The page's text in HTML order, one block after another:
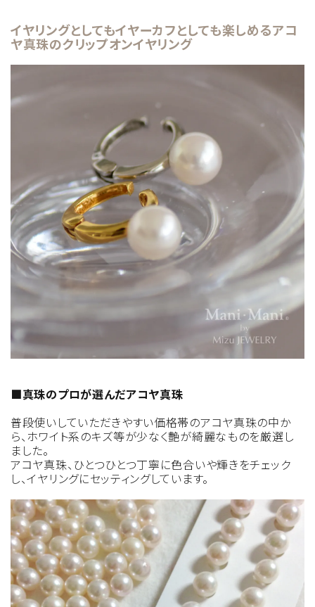
イヤリングとしてもイヤーカフとしても楽しめるアコ
ヤ真珠のクリップオンイヤリング
■真珠のプロが選んだアコヤ真珠
普段使いしていただきやすい価格帯のアコヤ真珠の中か
ら、ホワイト系のキズ等が少なく艶が綺麗なものを厳選し
ました。
アコヤ真珠、ひとつひとつ丁寧に色合いや輝きをチェック
し、イヤリングにセッティングしています。